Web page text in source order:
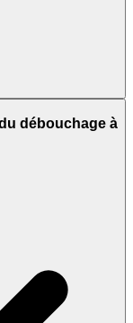
débouchage à